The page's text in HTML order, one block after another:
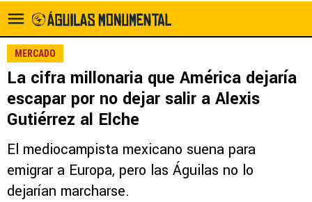
MERCADO
La cifra millonaria que América dejaría
escapar por no dejar salir a Alexis
Gutiérrez al Elche
El mediocampista mexicano suena para
emigrar a Europa, pero las Águilas no lo
dejarían marcharse.